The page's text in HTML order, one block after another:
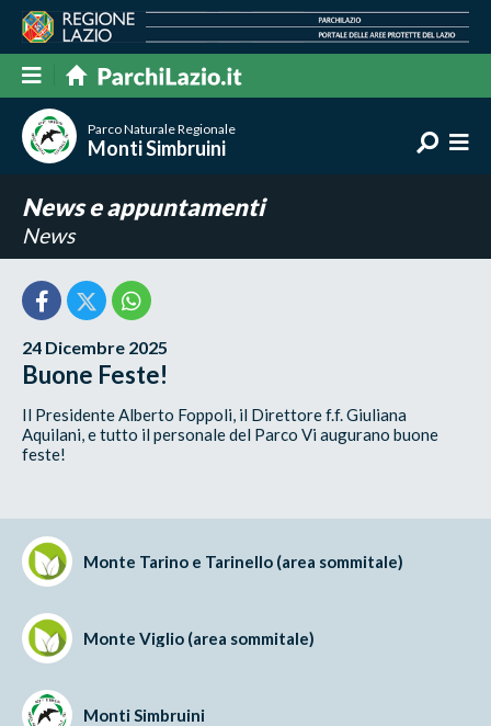
Parco Naturale Regionale
Monti Simbruini
News e appuntamenti
News
24 Dicembre 2025
Buone Feste!
Il Presidente Alberto Foppoli, il Direttore f.f. Giuliana
Aquilani, e tutto il personale del Parco Vi augurano buone
feste!
Monte Tarino e Tarinello (area sommitale)
Monte Viglio (area sommitale)
Monti Simbruini